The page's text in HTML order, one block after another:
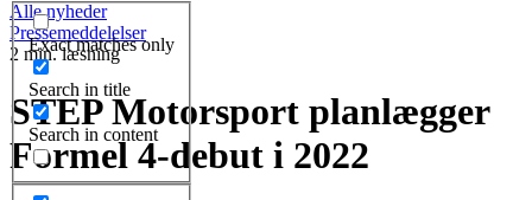
Exact matches only
Search in title
Search in content
Alle nyheder
Pressemeddelelser
2 min. læsning
STEP Motorsport planlægger
Formel 4-debut i 2022